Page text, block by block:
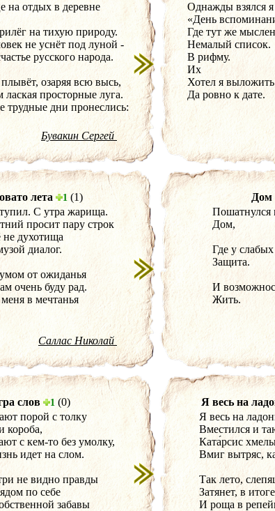
на отдых в деревне
на тихую природу.
не уснёт под луной -
русского народа.
озаряя всю высь,
просторные луга.
трудные дни пронеслись:
Бувакин Сергей
Однажды взялся я
«День
Где тут же
Немалый список.
В рифму.
Их
Хотел я
Да ровно к дате.
лета 1 (1)
С утра жарища.
просит пару строк
духотища
диалог.
от ожиданья
очень буду рад.
в мечтанья
Саллас Николай
Дом
Дом,
Где у
Защита.
И
Жить.
слов 1 (0)
порой с толку
короба,
с кем-то без умолку,
идет на слом.
не видно правды
по себе
забавы
Я весь на
Я весь на
Вместился и
Ката́рсис
Вмиг вытряс,
Так лето,
Затянет, в
И роща в